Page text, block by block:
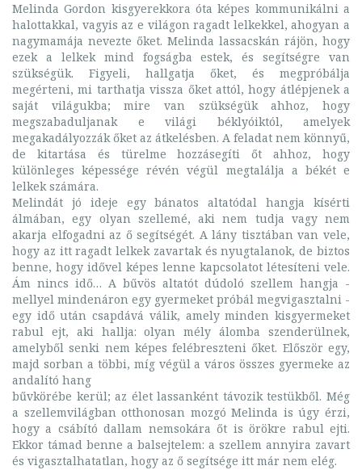
Melinda Gordon kisgyerekkora óta képes kommunikálni a
halottakkal, vagyis az e világon ragadt lelkekkel, ahogyan a
nagymamája nevezte őket. Melinda lassacskán rájön, hogy
ezek a lelkek mind fogságba estek, és segítségre van
szükségük. Figyeli, hallgatja őket, és megpróbálja
megérteni, mi tarthatja vissza őket attól, hogy átlépjenek a
saját világukba; mire van szükségük ahhoz, hogy
megszabaduljanak e világi béklyóiktól, amelyek
megakadályozzák őket az átkelésben. A feladat nem könnyű,
de kitartása és türelme hozzásegíti őt ahhoz, hogy
különleges képessége révén végül megtalálja a békét e
lelkek számára.
Melindát jó ideje egy bánatos altatódal hangja kísérti
álmában, egy olyan szellemé, aki nem tudja vagy nem
akarja elfogadni az ő segítségét. A lány tisztában van vele,
hogy az itt ragadt lelkek zavartak és nyugtalanok, de biztos
benne, hogy idővel képes lenne kapcsolatot létesíteni vele.
Ám nincs idő… A bűvös altatót dúdoló szellem hangja -
mellyel mindenáron egy gyermeket próbál megvigasztalni -
egy idő után csapdává válik, amely minden kisgyermeket
rabul ejt, aki hallja: olyan mély álomba szenderülnek,
amelyből senki nem képes felébreszteni őket. Először egy,
majd sorban a többi, míg végül a város összes gyermeke az
andalító hang
bűvkörébe kerül; az élet lassanként távozik testükből. Még
a szellemvilágban otthonosan mozgó Melinda is úgy érzi,
hogy a csábító dallam nemsokára őt is örökre rabul ejti.
Ekkor támad benne a balsejtelem: a szellem annyira zavart
és vigasztalhatatlan, hogy az ő segítsége itt már nem elég.